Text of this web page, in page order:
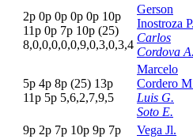
2p 0p 0p 0p 0p 10p
11p 0p 7p 10p (25)
8,0,0,0,0,0,9,0,3,0,3,4
Gerson
Inostroza
Carlos
Cordova
5p 4p 8p (25) 13p
11p 5p 5,6,2,7,9,5
Marcelo
Cordero
Luis G.
Soto E.
9p 2p 7p 10p 9p 7p
Vega Jl.